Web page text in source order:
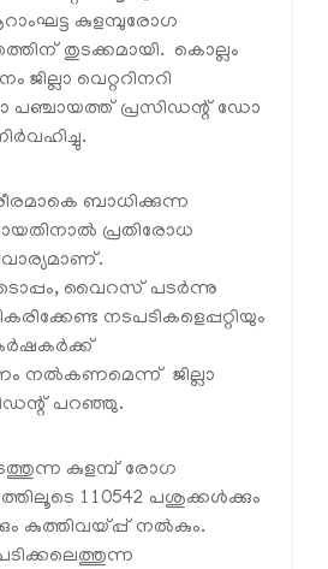
കുളമ്പുരോഗ
തുടക്കമായി. കൊല്ലം
ജില്ലാ വെറ്ററിനറി
പഞ്ചായത്ത് പ്രസിഡന്റ് ഡോ
ബാധിക്കുന്ന
പ്രതിരോധ
വൈറസ് പടര്‍ന്നു
നടപടികളെപ്പറ്റിയും
നല്‍കണമെന്ന് ജില്ലാ
പറഞ്ഞു.
കുളമ്പ് രോഗ
110542 പശുക്കള്‍ക്കും
കുത്തിവയ്പ്പ് നല്‍കും.